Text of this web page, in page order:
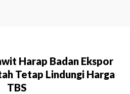
Harap Badan Ekspor
Tetap Lindungi Harga
TBS